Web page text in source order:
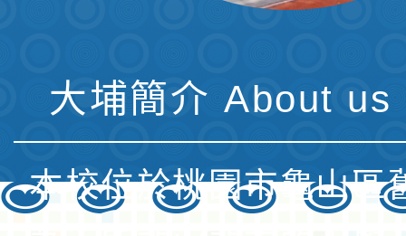
大埔簡介 About us
本校位於桃園市龜山區